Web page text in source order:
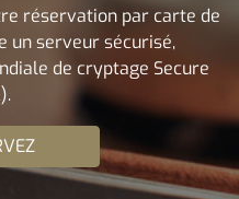
réservation par carte de
un serveur sécurisé,
de cryptage Secure